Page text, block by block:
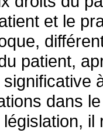
et le
patient,
dans